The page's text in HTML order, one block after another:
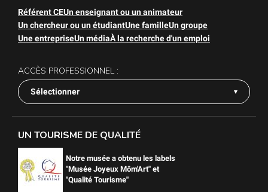
Référent CEUn enseignant ou un animateur
Un chercheur ou un étudiantUne familleUn groupe
Une entrepriseUn médiaÀ la recherche d'un emploi
ACCÈS PROFESSIONNEL :
Sélectionner
UN TOURISME DE QUALITÉ
Notre musée a obtenu les labels
"Musée Joyeux Môm'Art" et
"Qualité Tourisme"